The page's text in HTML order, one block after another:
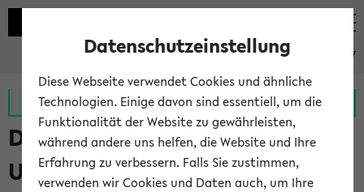
eKVV
Zur MeineUni App Zum MeineUni Portal
Das Lehrangebot der
Universität Bielefeld
Datenschutzeinstellung
Diese Webseite verwendet Cookies und ähnliche
Technologien. Einige davon sind essentiell, um die
Funktionalität der Website zu gewährleisten,
während andere uns helfen, die Website und Ihre
Erfahrung zu verbessern. Falls Sie zustimmen,
verwenden wir Cookies und Daten auch, um Ihre